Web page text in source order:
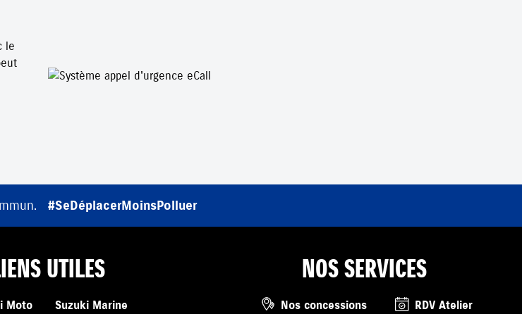
le
#SeDéplacerMoinsPolluer
UTILES
Moto Suzuki Marine
NOS SERVICES
Nos concessions RDV Atelier